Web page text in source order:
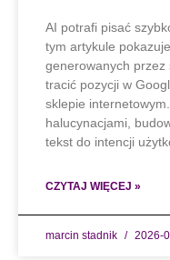
AI potrafi pisać
tym artykule
generowanych przez
tracić pozycji w
sklepie
halucynacjami,
tekst do intencji
CZYTAJ WIĘCEJ »
marcin stadnik 2026-